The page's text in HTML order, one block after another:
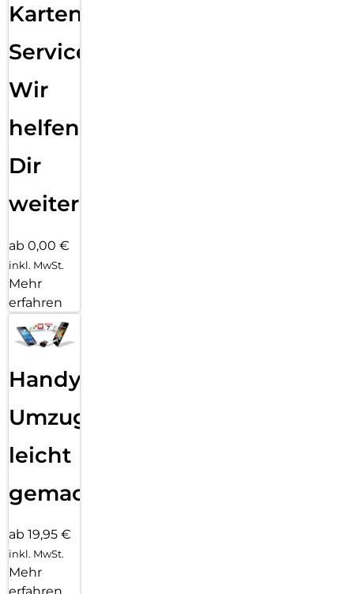
Karten
Service:
Wir
helfen
Dir
weiter
ab 0,00 €
inkl. MwSt.
Mehr
erfahren
Handy
Umzug
leicht
gemacht!
ab 19,95 €
inkl. MwSt.
Mehr